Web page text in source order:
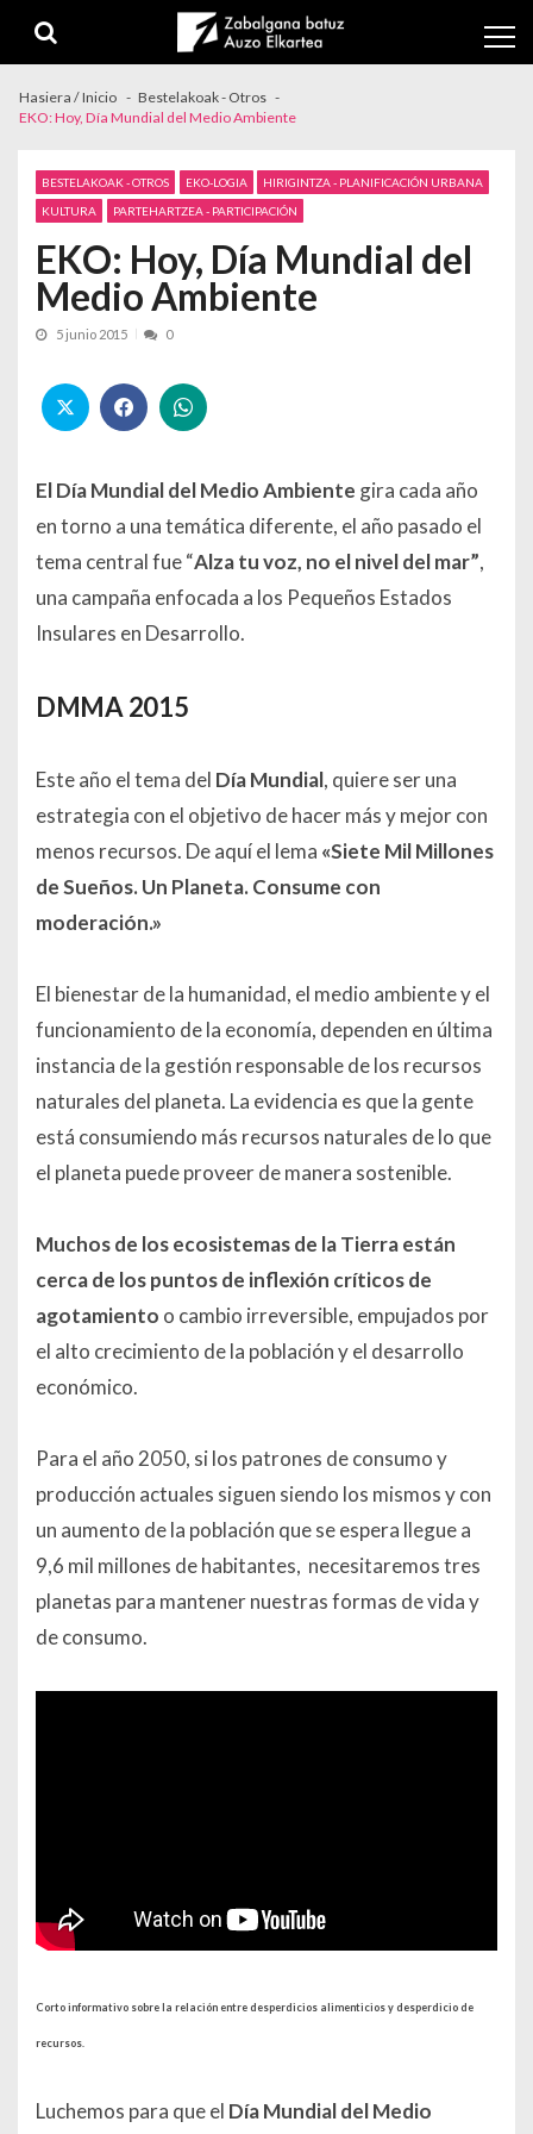
Hasiera / Inicio
Bestelakoak - Otros
EKO: Hoy, Día Mundial del Medio Ambiente
BESTELAKOAK - OTROS EKO-LOGIA
HIRIGINTZA - PLANIFICACIÓN URBANA
KULTURA
PARTEHARTZEA - PARTICIPACIÓN
EKO: Hoy, Día Mundial del
Medio Ambiente
5 junio 2015 0
El Día Mundial del Medio Ambiente gira cada año
en torno a una temática diferente, el año pasado el
tema central fue “Alza tu voz, no el nivel del mar”,
una campaña enfocada a los Pequeños Estados
Insulares en Desarrollo.
DMMA 2015
Este año el tema del Día Mundial, quiere ser una
estrategia con el objetivo de hacer más y mejor con
menos recursos. De aquí el lema «Siete Mil Millones
de Sueños. Un Planeta. Consume con
moderación.»
El bienestar de la humanidad, el medio ambiente y el
funcionamiento de la economía, dependen en última
instancia de la gestión responsable de los recursos
naturales del planeta. La evidencia es que la gente
está consumiendo más recursos naturales de lo que
el planeta puede proveer de manera sostenible.
Muchos de los ecosistemas de la Tierra están
cerca de los puntos de inflexión críticos de
agotamiento o cambio irreversible, empujados por
el alto crecimiento de la población y el desarrollo
económico.
Para el año 2050, si los patrones de consumo y
producción actuales siguen siendo los mismos y con
un aumento de la población que se espera llegue a
9,6 mil millones de habitantes, necesitaremos tres
planetas para mantener nuestras formas de vida y
de consumo.
Corto informativo sobre la relación entre desperdicios alimenticios y desperdicio de
recursos.
Luchemos para que el Día Mundial del Medio